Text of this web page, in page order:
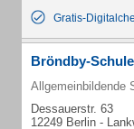
Gratis-
Bröndby-
Allgemeinbildende
Dessauerstr. 63
12249 Berlin -